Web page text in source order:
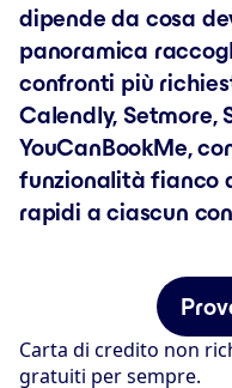
dipende da cosa
panoramica
confronti più
Calendly, Setmore,
YouCanBookMe,
funzionalità fianco
rapidi a ciascun
Carta di credito non
gratuiti per sempre.